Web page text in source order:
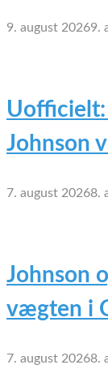
9. august 20269.
Uofficielt:
Johnson
7. august 20268.
Johnson
vægten i
7. august 20268.